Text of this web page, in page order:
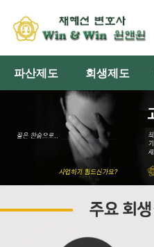
파산제도 회생제도